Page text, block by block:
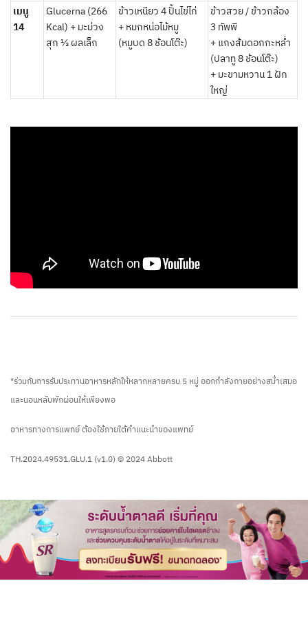
เมนู
14
Glucerna (266
Kcal) + มะม่วง
สุก ½ ผลเล็ก
ข้าวเหนียว 4 ปั้นไข่ไก่
+ หมกหน่อไม้หมู
(หมูบด 8 ช้อนโต๊ะ)
ข้าวสวย / ข้าวกล้อง
3 ทัพพี
+ แกงส้มดอกกะหล่ำ
(ปลาทู 8 ช้อนโต๊ะ)
+ มะขามหวาน 1 ฝัก
ใหญ่
*ร่วมกับการรับประทานอาหารหลักให้หลากหลายครบ 5 หมู่ ออกกำลังกายอย่างสม่ำเสมอ
และนอนหลับพักผ่อนให้เพียงพอ
อาหารทางการแพทย์ ต้องใช้ภายใต้คำแนะนำของแพทย์
TH.2024.49531.GLU.1 (v1.0) © 2024 Abbott